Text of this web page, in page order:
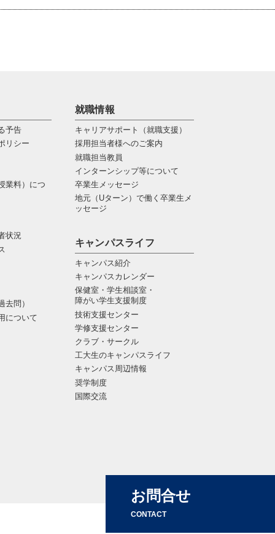
予告
リシー
業料）につ
状況
去問）
について
就職情報
キャリアサポート（就職支援）
採用担当者様へのご案内
就職担当教員
インターンシップ等について
卒業生メッセージ
地元（Uターン）で働く卒業生メ
ッセージ
キャンパスライフ
キャンパス紹介
キャンパスカレンダー
保健室・学生相談室・
障がい学生支援制度
技術支援センター
学修支援センター
クラブ・サークル
工大生のキャンパスライフ
キャンパス周辺情報
奨学制度
国際交流
お問合せ
CONTACT